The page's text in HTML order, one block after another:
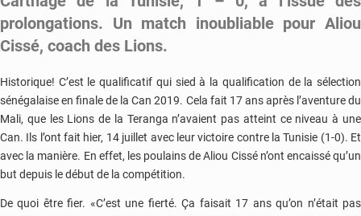
prolongations. Un match inoubliable pour Aliou
Cissé, coach des Lions.
Historique! C’est le qualificatif qui sied à la qualification de la sélection
sénégalaise en finale de la Can 2019. Cela fait 17 ans après l’aventure du
Mali, que les Lions de la Teranga n’avaient pas atteint ce niveau à une
Can. Ils l’ont fait hier, 14 juillet avec leur victoire contre la Tunisie (1-0). Et
avec la manière. En effet, les poulains de Aliou Cissé n’ont encaissé qu’un
but depuis le début de la compétition.
De quoi être fier. «C’est une fierté. Ça faisait 17 ans qu’on n’était pas